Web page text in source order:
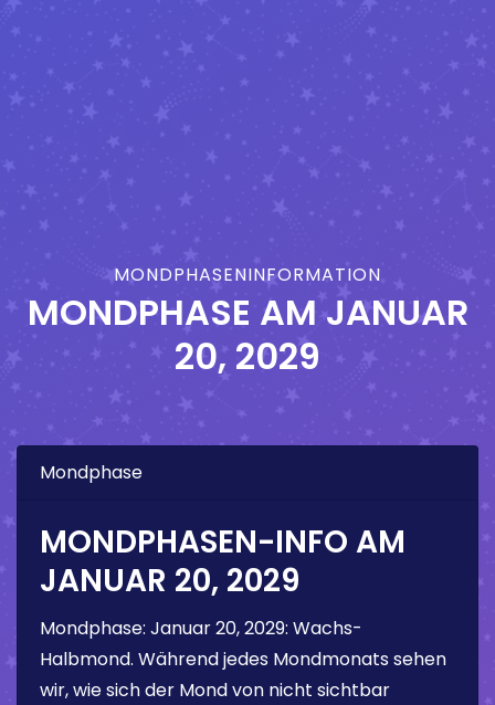
MONDPHASENINFORMATION
MONDPHASE AMJANUAR
20, 2029
Mondphase
MONDPHASEN-INFO AM
JANUAR 20, 2029
Mondphase: Januar 20, 2029: Wachs-
Halbmond. Während jedes Mondmonats sehen
wir, wie sich der Mond von nicht sichtbar